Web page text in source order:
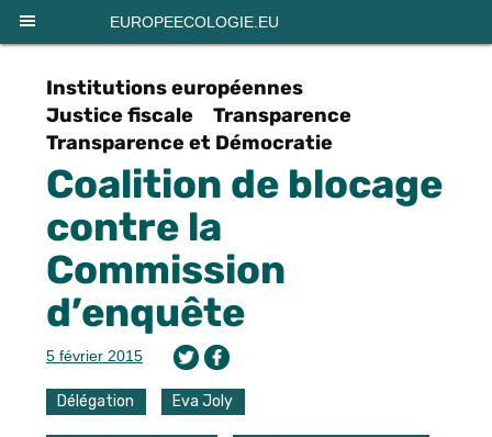
EUROPEECOLOGIE.EU
Institutions européennes
Justice fiscale
Transparence
Transparence et Démocratie
Coalition de blocage
contre la
Commission
d’enquête
5 février 2015
Délégation Eva Joly